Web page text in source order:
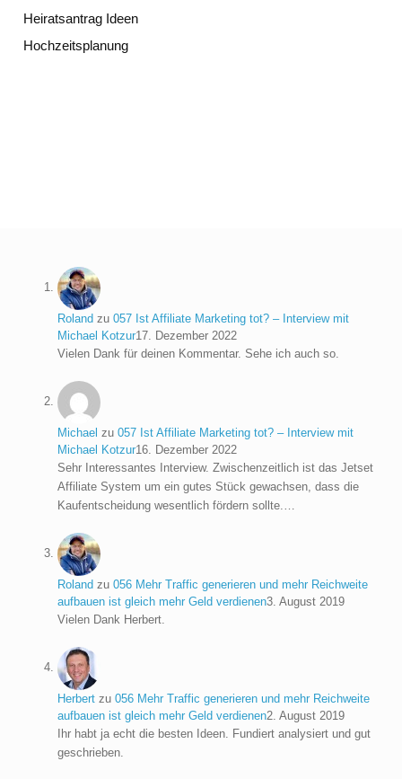
Heiratsantrag Ideen
Hochzeitsplanung
Roland zu 057 Ist Affiliate Marketing tot? – Interview mit
Michael Kotzur17. Dezember 2022
Vielen Dank für deinen Kommentar. Sehe ich auch so.
Michael zu 057 Ist Affiliate Marketing tot? – Interview mit
Michael Kotzur16. Dezember 2022
Sehr Interessantes Interview. Zwischenzeitlich ist das Jetset
Affiliate System um ein gutes Stück gewachsen, dass die
Kaufentscheidung wesentlich fördern sollte.…
Roland zu 056 Mehr Traffic generieren und mehr Reichweite
aufbauen ist gleich mehr Geld verdienen3. August 2019
Vielen Dank Herbert.
Herbert zu 056 Mehr Traffic generieren und mehr Reichweite
aufbauen ist gleich mehr Geld verdienen2. August 2019
Ihr habt ja echt die besten Ideen. Fundiert analysiert und gut
geschrieben.